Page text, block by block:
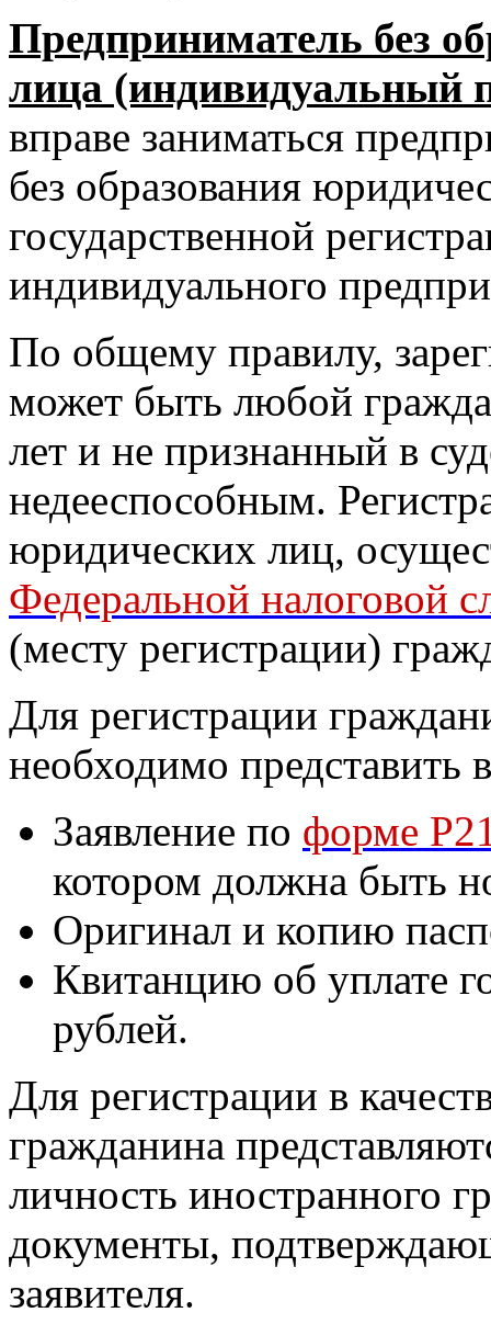
Предприниматель без
лица (индивидуальный
вправе заниматься
без образования
государственной
индивидуального
По общему правилу,
может быть любой
лет и не признанный в
недееспособным.
юридических лиц,
Федеральной налоговой
(месту регистрации)
Для регистрации
необходимо
Заявление по форме
котором должна быть
Оригинал и копию
Квитанцию об уплате
рублей.
Для регистрации в
гражданина
личность иностранного
документы,
заявителя.